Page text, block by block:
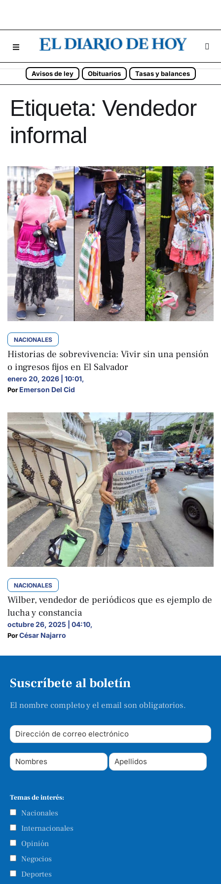
Avisos de ley Obituarios Tasas y balances
Etiqueta: Vendedor
informal
NACIONALES
Historias de sobrevivencia: Vivir sin una pensión
o ingresos fijos en El Salvador
enero 20, 2026 | 10:01,
Por Emerson Del Cid
NACIONALES
Wilber, vendedor de periódicos que es ejemplo de
lucha y constancia
octubre 26, 2025 | 04:10,
Por César Najarro
Suscríbete al boletín
El nombre completo y el email son obligatorios.
Temas de interés:
Nacionales
Internacionales
Opinión
Negocios
Deportes